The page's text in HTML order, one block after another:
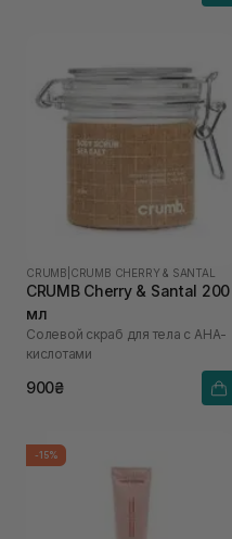
CRUMB CRUMB CHERRY & SANTAL
CRUMB Cherry & Santal 200
мл
Солевой скраб для тела с AHA-
кислотами
900₴
-15%